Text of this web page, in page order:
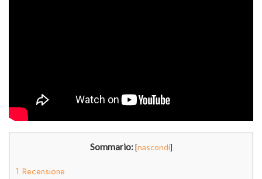
Sommario: [nascondi]
1 Recensione